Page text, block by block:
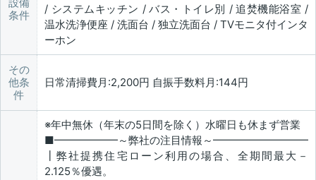
条件
/ システムキッチン / バス・トイレ別 / 追焚機能浴室 /
温水洗浄便座 / 洗面台 / 独立洗面台 / TVモニタ付インタ
ーホン
その
他条
件
日常清掃費月:2,200円 自振手数料月:144円
※年中無休（年末の5日間を除く）水曜日も休まず営業
■━━━━━━～弊社の注目情報～━━━━━━━━━
┃弊社提携住宅ローン利用の場合、全期間最大－
2.125％優遇。